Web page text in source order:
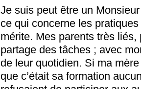
Je suis peut être un
ce qui concerne les
mérite. Mes parents très
partage des tâches ; avec
de leur quotidien. Si ma
que c’était sa formation